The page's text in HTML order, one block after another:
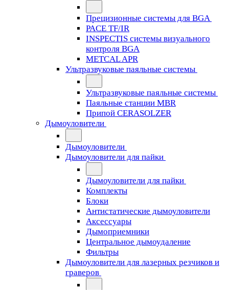
Прецизионные системы для BGA
PACE TF/IR
INSPECTIS системы визуального
контроля BGA
METCAL APR
Ультразвуковые паяльные системы
Ультразвуковые паяльные системы
Паяльные станции MBR
Припой CERASOLZER
Дымоуловители
Дымоуловители
Дымоуловители для пайки
Дымоуловители для пайки
Комплекты
Блоки
Антистатические дымоуловители
Аксессуары
Дымоприемники
Центральное дымоудаление
Фильтры
Дымоуловители для лазерных резчиков и
граверов